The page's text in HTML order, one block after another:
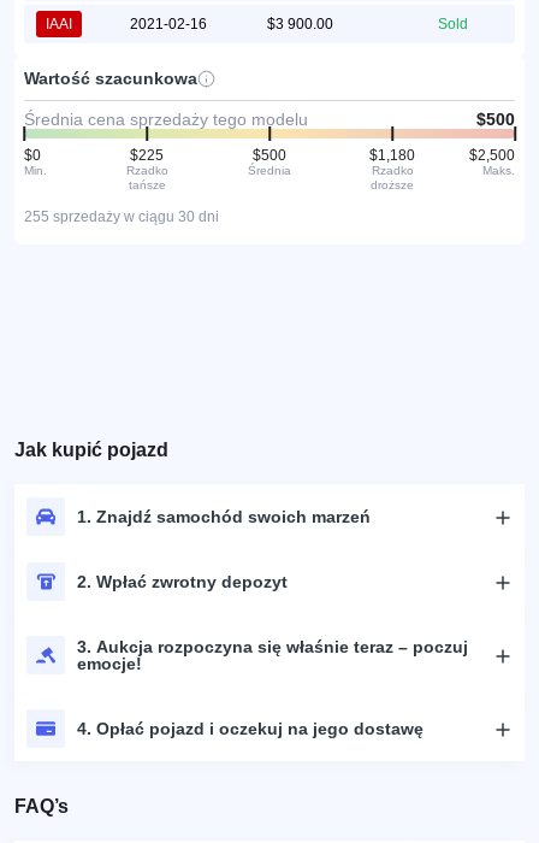
IAAI 2021-02-16 $3 900.00 Sold
Wartość szacunkowa
Średnia cena sprzedaży tego modelu $500
$0
Min.
$225
Rzadko
tańsze
$500
Średnia
$1,180
Rzadko
droższe
$2,500
Maks.
255 sprzedaży w ciągu 30 dni
Jak kupić pojazd
1. Znajdź samochód swoich marzeń
2. Wpłać zwrotny depozyt
3. Aukcja rozpoczyna się właśnie teraz – poczuj
emocje!
4. Opłać pojazd i oczekuj na jego dostawę
FAQ’s